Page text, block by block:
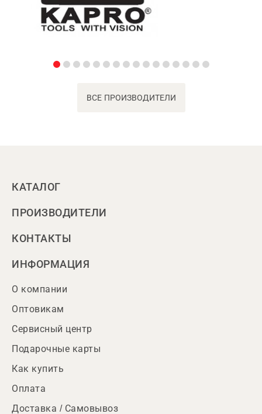
ВСЕ ПРОИЗВОДИТЕЛИ
КАТАЛОГ
ПРОИЗВОДИТЕЛИ
КОНТАКТЫ
ИНФОРМАЦИЯ
О компании
Оптовикам
Сервисный центр
Подарочные карты
Как купить
Оплата
Доставка / Самовывоз